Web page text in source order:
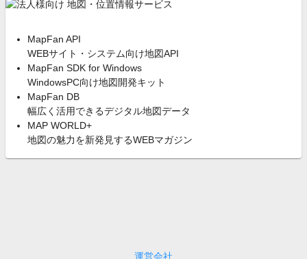
MapFan API
WEBサイト・システム向け地図API
MapFan SDK for Windows
WindowsPC向け地図開発キット
MapFan DB
幅広く活用できるデジタル地図データ
MAP WORLD+
地図の魅力を新発見するWEBマガジン
運営会社